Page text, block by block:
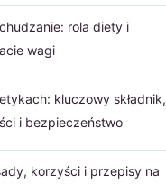
rola diety i
wagi
kluczowy składnik,
i bezpieczeństwo
korzyści i przepisy na